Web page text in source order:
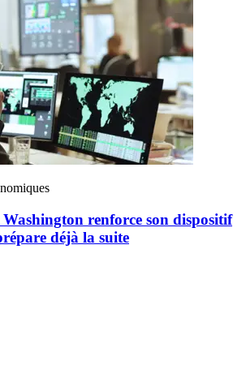
renforce son dispositif
déjà la suite